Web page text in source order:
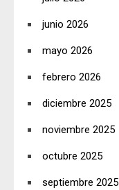
junio 2026
mayo 2026
febrero 2026
diciembre 2025
noviembre 2025
octubre 2025
septiembre 2025